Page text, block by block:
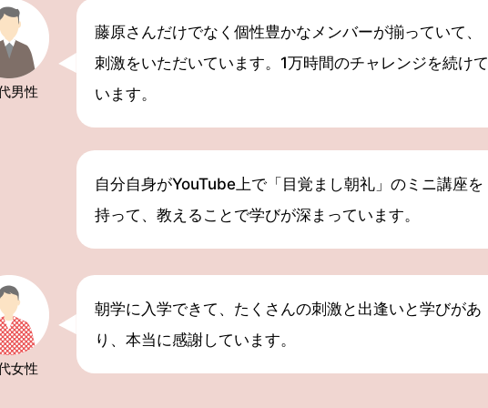
男性
藤原さんだけでなく個性豊かなメンバーが揃っていて、
刺激をいただいています。1万時間のチャレンジを続けて
います。
自分自身がYouTube上で「目覚まし朝礼」のミニ講座を
持って、教えることで学びが深まっています。
女性
朝学に入学できて、たくさんの刺激と出逢いと学びがあ
り、本当に感謝しています。